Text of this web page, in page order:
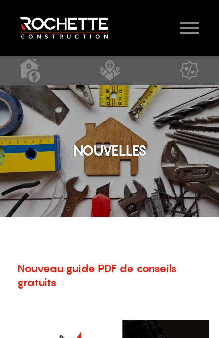
NOUVELLES
Nouveau guide PDF de conseils
gratuits